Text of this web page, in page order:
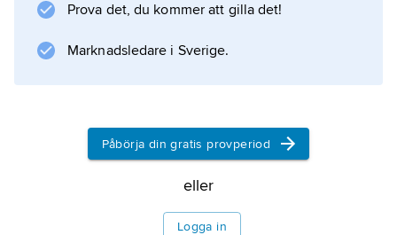
Information om artikeln
Prova det, du kommer att gilla det!
Marknadsledare i Sverige.
Påbörja din gratis provperiod
eller
Logga in